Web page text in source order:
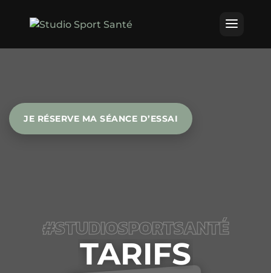
#STUDIOSPORTSANTÉ
TARIFS
JE RÉSERVE MA SÉANCE D’ESSAI